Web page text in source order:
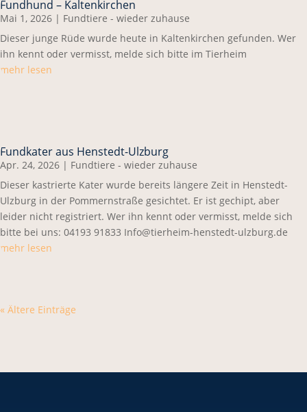
Fundhund – Kaltenkirchen
Mai 1, 2026 | Fundtiere - wieder zuhause
Dieser junge Rüde wurde heute in Kaltenkirchen gefunden. Wer
ihn kennt oder vermisst, melde sich bitte im Tierheim
mehr lesen
Fundkater aus Henstedt-Ulzburg
Apr. 24, 2026 | Fundtiere - wieder zuhause
Dieser kastrierte Kater wurde bereits längere Zeit in Henstedt-
Ulzburg in der Pommernstraße gesichtet. Er ist gechipt, aber
leider nicht registriert. Wer ihn kennt oder vermisst, melde sich
bitte bei uns: 04193 91833 Info@tierheim-henstedt-ulzburg.de
mehr lesen
« Ältere Einträge